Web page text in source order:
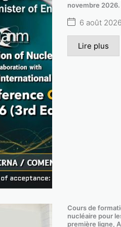
réunion du conseil
l’énergie atomique
novembre 2026.
6 août 2026
Lire plus
Cours de
nucléaire pour
première ligne,